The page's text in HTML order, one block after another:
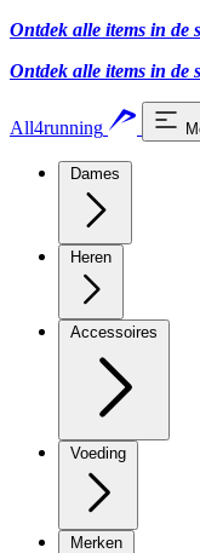
Ontdek alle items in de
Ontdek alle items in de
All4running
Dames
Heren
Accessoires
Voeding
Merken